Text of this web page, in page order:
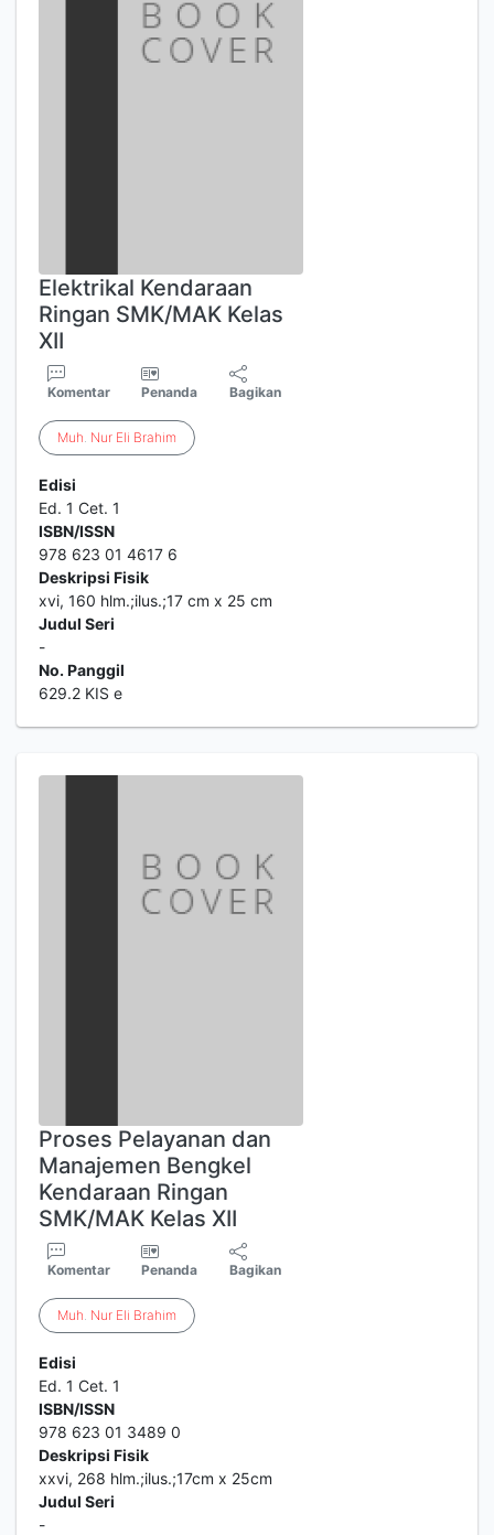
Elektrikal Kendaraan
Ringan SMK/MAK Kelas
XII
Komentar Penanda Bagikan
Muh. Nur Eli Brahim
Edisi
Ed. 1 Cet. 1
ISBN/ISSN
978 623 01 4617 6
Deskripsi Fisik
xvi, 160 hlm.;ilus.;17 cm x 25 cm
Judul Seri
-
No. Panggil
629.2 KIS e
Proses Pelayanan dan
Manajemen Bengkel
Kendaraan Ringan
SMK/MAK Kelas XII
Komentar Penanda Bagikan
Muh. Nur Eli Brahim
Edisi
Ed. 1 Cet. 1
ISBN/ISSN
978 623 01 3489 0
Deskripsi Fisik
xxvi, 268 hlm.;ilus.;17cm x 25cm
Judul Seri
-